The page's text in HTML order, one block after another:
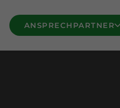
ANSPRECHPARTNER